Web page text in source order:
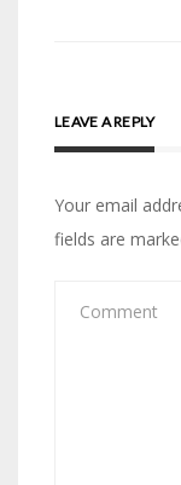
LEAVE A REPLY
Your email
fields are